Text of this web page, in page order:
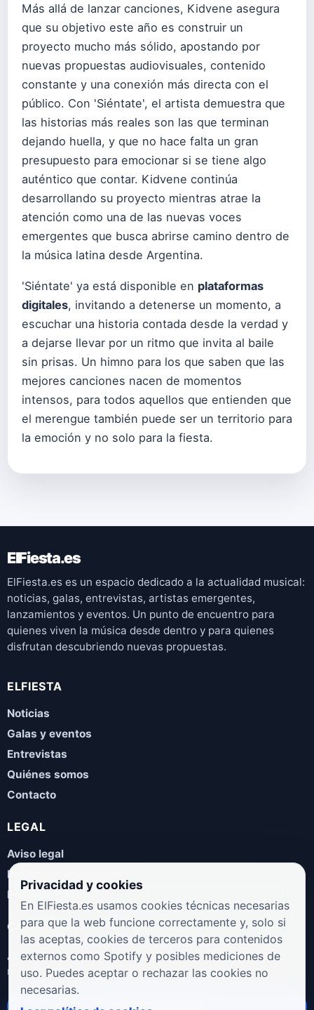
Más allá de lanzar canciones, Kidvene asegura
que su objetivo este año es construir un
proyecto mucho más sólido, apostando por
nuevas propuestas audiovisuales, contenido
constante y una conexión más directa con el
público. Con 'Siéntate', el artista demuestra que
las historias más reales son las que terminan
dejando huella, y que no hace falta un gran
presupuesto para emocionar si se tiene algo
auténtico que contar. Kidvene continúa
desarrollando su proyecto mientras atrae la
atención como una de las nuevas voces
emergentes que busca abrirse camino dentro de
la música latina desde Argentina.
'Siéntate' ya está disponible en plataformas
digitales, invitando a detenerse un momento, a
escuchar una historia contada desde la verdad y
a dejarse llevar por un ritmo que invita al baile
sin prisas. Un himno para los que saben que las
mejores canciones nacen de momentos
intensos, para todos aquellos que entienden que
el merengue también puede ser un territorio para
la emoción y no solo para la fiesta.
ElFiesta.es
ElFiesta.es es un espacio dedicado a la actualidad musical:
noticias, galas, entrevistas, artistas emergentes,
lanzamientos y eventos. Un punto de encuentro para
quienes viven la música desde dentro y para quienes
disfrutan descubriendo nuevas propuestas.
ELFIESTA
Noticias
Galas y eventos
Entrevistas
Quiénes somos
Contacto
LEGAL
Aviso legal
Política de privacidad
Política de cookies
COLABORA
¿Eres artista, manager, sello o promotor? Envíanos tus
novedades, galas, entrevistas o propuestas musicales.
Enviar propuesta
Privacidad y cookies
En ElFiesta.es usamos cookies técnicas necesarias
para que la web funcione correctamente y, solo si
las aceptas, cookies de terceros para contenidos
externos como Spotify y posibles mediciones de
uso. Puedes aceptar o rechazar las cookies no
necesarias.